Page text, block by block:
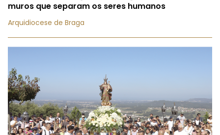
muros que separam os seres humanos
Arquidiocese de Braga